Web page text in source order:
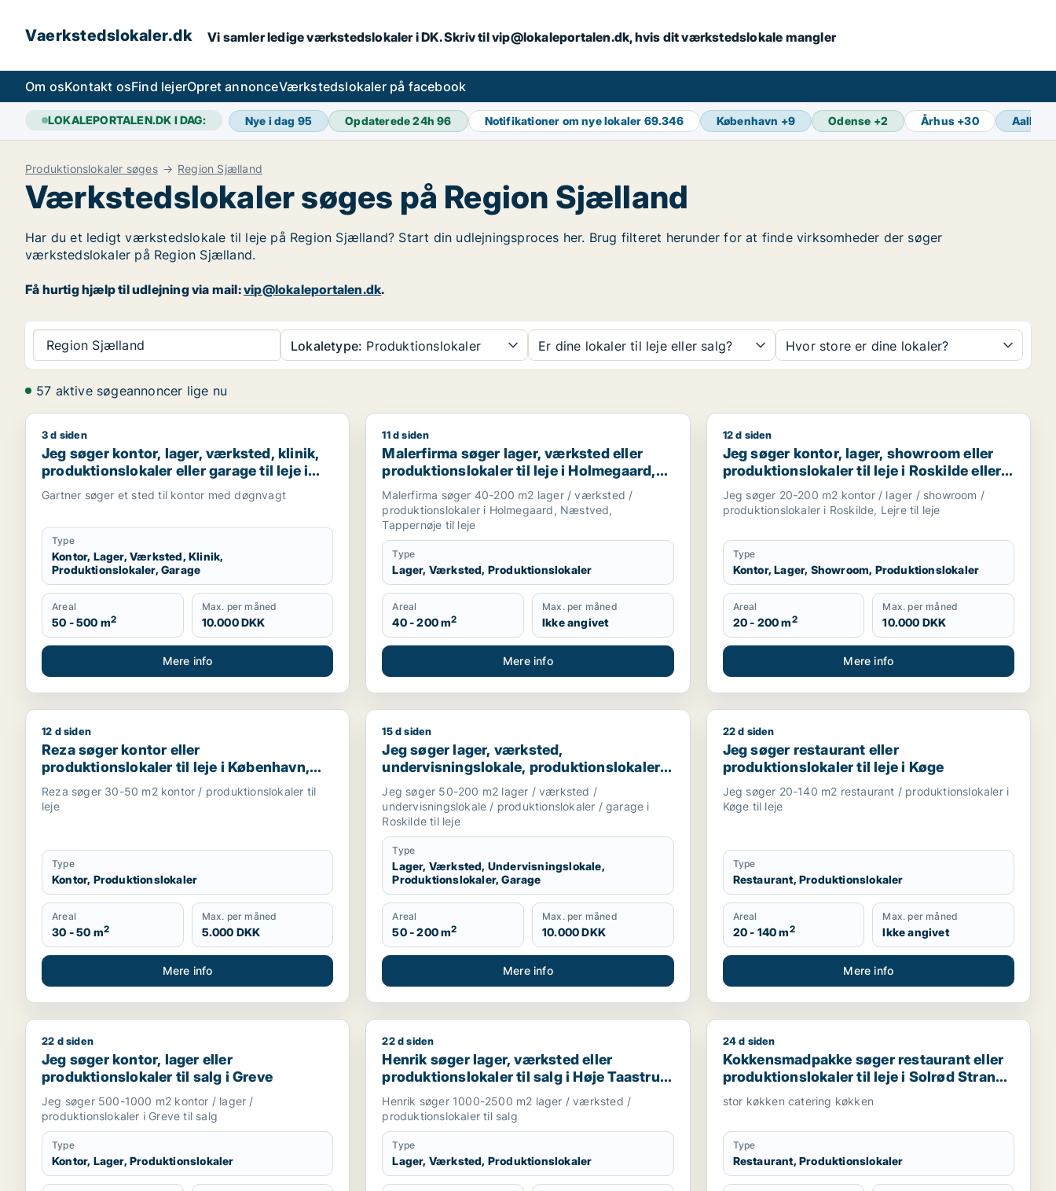
Vaerkstedslokaler.dk Vi samler ledige værkstedslokaler i DK. Skriv til vip@lokaleportalen.dk, hvis dit værkstedslokale mangler
Om osKontakt osFind lejerOpret annonceVærkstedslokaler på facebook
LOKALEPORTALEN.DK I DAG: Nye i dag 95 Opdaterede 24h96 Notifikationer om nye lokaler 69.346 København +9 Odense +2 Århus +30 Aalborg
Produktionslokaler søges Region Sjælland
Værkstedslokaler søges på Region Sjælland
Har du et ledigt værkstedslokale til leje på Region Sjælland? Start din udlejningsproces her. Brug filteret herunder for at finde virksomheder der søger
værkstedslokaler på Region Sjælland.
Få hurtig hjælp til udlejning via mail:vip@lokaleportalen.dk.
Region Sjælland Lokaletype: Produktionslokaler Er dine lokaler til leje eller salg? Hvor store er dine lokaler?
57 aktive søgeannoncer lige nu
Jeg søger kontor, lager, værksted, klinik, produktionslokaler eller garage til leje i Holbæk
3 d siden
Jeg søger kontor, lager, værksted, klinik,
produktionslokaler eller garage til leje i
Holbæk
Gartner søger et sted til kontor med døgnvagt
Type
Kontor, Lager, Værksted, Klinik,
Produktionslokaler, Garage
Areal
50 - 500 m2
Max. per måned
10.000 DKK
Mere info
Malerfirma søger lager, værksted eller produktionslokaler til leje i Holmegaard, Næstved eller Tappernøje
11 d siden
Malerfirma søger lager, værksted eller
produktionslokaler til leje i Holmegaard,
Næstved eller Tappernøje
Malerfirma søger 40-200 m2 lager / værksted /
produktionslokaler i Holmegaard, Næstved,
Tappernøje til leje
Type
Lager, Værksted, Produktionslokaler
Areal
40 - 200 m2
Max. per måned
Ikke angivet
Mere info
Jeg søger kontor, lager, showroom eller
12 d siden
Jeg søger kontor, lager, showroom eller
produktionslokaler til leje i Roskilde eller
Lejre
Jeg søger 20-200 m2 kontor / lager / showroom /
produktionslokaler i Roskilde, Lejre til leje
Type
Kontor, Lager, Showroom, Produktionslokaler
Areal
20 - 200 m2
Max. per måned
10.000 DKK
Mere info
Reza søger kontor eller produktionslokaler til leje i København, Frederiksberg eller Ørestad m.fl.
12 d siden
Reza søger kontor eller
produktionslokaler til leje i København,
Frederiksberg eller Ørestad m.fl.
Reza søger 30-50 m2 kontor / produktionslokaler til
leje
Type
Kontor, Produktionslokaler
Areal
30 - 50 m2
Max. per måned
5.000 DKK
Mere info
Jeg søger lager, værksted, undervisningslokale, produktionslokaler eller garage til leje i Roskilde
15 d siden
Jeg søger lager, værksted,
undervisningslokale, produktionslokaler
eller garage til leje i Roskilde
Jeg søger 50-200 m2 lager / værksted /
undervisningslokale / produktionslokaler / garage i
Roskilde til leje
Type
Lager, Værksted, Undervisningslokale,
Produktionslokaler, Garage
Areal
50 - 200 m2
Max. per måned
10.000 DKK
Mere info
Jeg søger restaurant eller produktionslokaler til leje i
22 d siden
Jeg søger restaurant eller
produktionslokaler til leje i Køge
Jeg søger 20-140 m2 restaurant / produktionslokaler i
Køge til leje
Type
Restaurant, Produktionslokaler
Areal
20 - 140 m2
Max. per måned
Ikke angivet
Mere info
Jeg søger kontor, lager eller produktionslokaler til salg i Greve
22 d siden
Jeg søger kontor, lager eller
produktionslokaler til salg i Greve
Jeg søger 500-1000 m2 kontor / lager /
produktionslokaler i Greve til salg
Type
Kontor, Lager, Produktionslokaler
Henrik søger lager, værksted eller produktionslokaler til salg i Høje Taastrup, Ishøj eller Greve m.fl.
22 d siden
Henrik søger lager, værksted eller
produktionslokaler til salg i Høje Taastrup,
Ishøj eller Greve m.fl.
Henrik søger 1000-2500 m2 lager / værksted /
produktionslokaler til salg
Type
Lager, Værksted, Produktionslokaler
Kokkensmadpakke søger restaurant eller
24 d siden
Kokkensmadpakke søger restaurant eller
produktionslokaler til leje i Solrød Strand,
Køge eller Lille Skensved m.fl.
stor køkken catering køkken
Type
Restaurant, Produktionslokaler